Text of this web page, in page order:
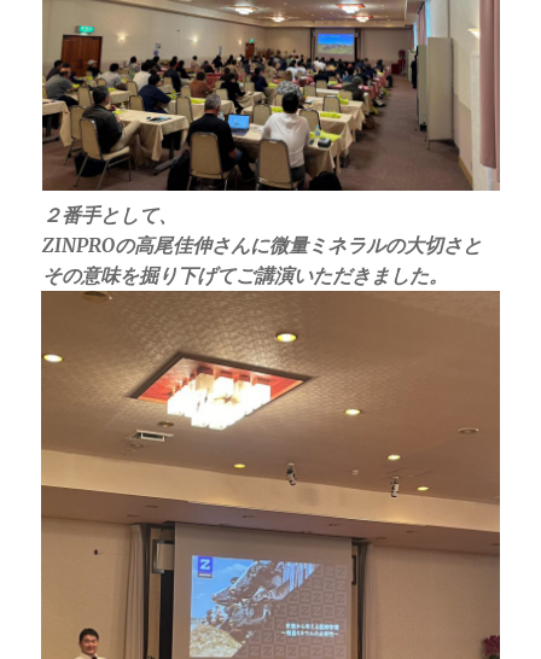
２番手として、
ZINPROの高尾佳伸さんに微量ミネラルの大切さと
その意味を掘り下げてご講演いただきました。